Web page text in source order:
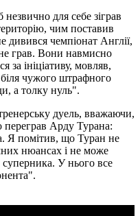
для себе зіграв
чим поставив
чемпіонат Англії,
грав. Вони навмисно
за ініціативу, мовляв,
чужого штрафного
а толку нуль".
дуель, вважаючи,
Арду Турана:
Я помітив, що Туран не
нюансах і не може
суперника. У нього все